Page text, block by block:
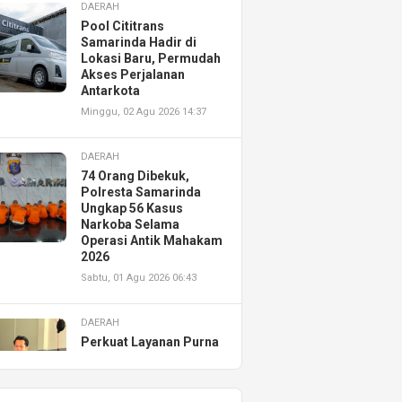
DAERAH
Pool Cititrans
Samarinda Hadir di
Lokasi Baru, Permudah
Akses Perjalanan
Antarkota
Minggu, 02 Agu 2026 14:37
DAERAH
74 Orang Dibekuk,
Polresta Samarinda
Ungkap 56 Kasus
Narkoba Selama
Operasi Antik Mahakam
2026
Sabtu, 01 Agu 2026 06:43
DAERAH
Perkuat Layanan Purna
Resmikan AHASS